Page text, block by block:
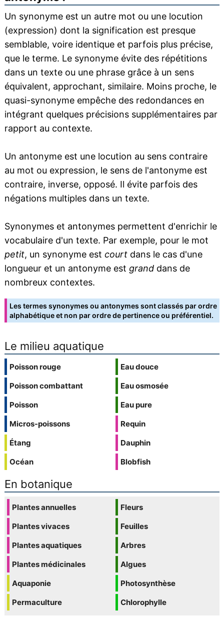
Un synonyme est un autre mot ou une locution
(expression) dont la signification est presque
semblable, voire identique et parfois plus précise,
que le terme. Le synonyme évite des répétitions
dans un texte ou une phrase grâce à un sens
équivalent, approchant, similaire. Moins proche, le
quasi-synonyme empêche des redondances en
intégrant quelques précisions supplémentaires par
rapport au contexte.
Un antonyme est une locution au sens contraire
au mot ou expression, le sens de l'antonyme est
contraire, inverse, opposé. Il évite parfois des
négations multiples dans un texte.
Synonymes et antonymes permettent d'enrichir le
vocabulaire d'un texte. Par exemple, pour le mot
petit, un synonyme est courtdans le cas d'une
longueur et un antonyme est granddans de
nombreux contextes.
Les termes synonymes ou antonymes sont classés par ordre
alphabétique et non par ordre de pertinence ou préférentiel.
Le milieu aquatique
Poisson rouge
Poisson combattant
Poisson
Micros-poissons
Étang
Océan
Eau douce
Eau osmosée
Eau pure
Requin
Dauphin
Blobfish
En botanique
Plantes annuelles
Plantes vivaces
Plantes aquatiques
Plantes médicinales
Aquaponie
Permaculture
Fleurs
Feuilles
Arbres
Algues
Photosynthèse
Chlorophylle